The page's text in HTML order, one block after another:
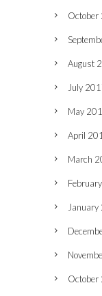
October
August
July
May
April
March
October